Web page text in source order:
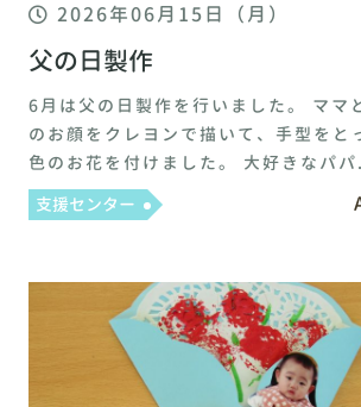
2026年06月15日（月）
父の日製作
6月は父の日製作を行いました。 ママ
のお顔をクレヨンで描いて、手型をと
色のお花を付けました。 大好きなパ
支援センター